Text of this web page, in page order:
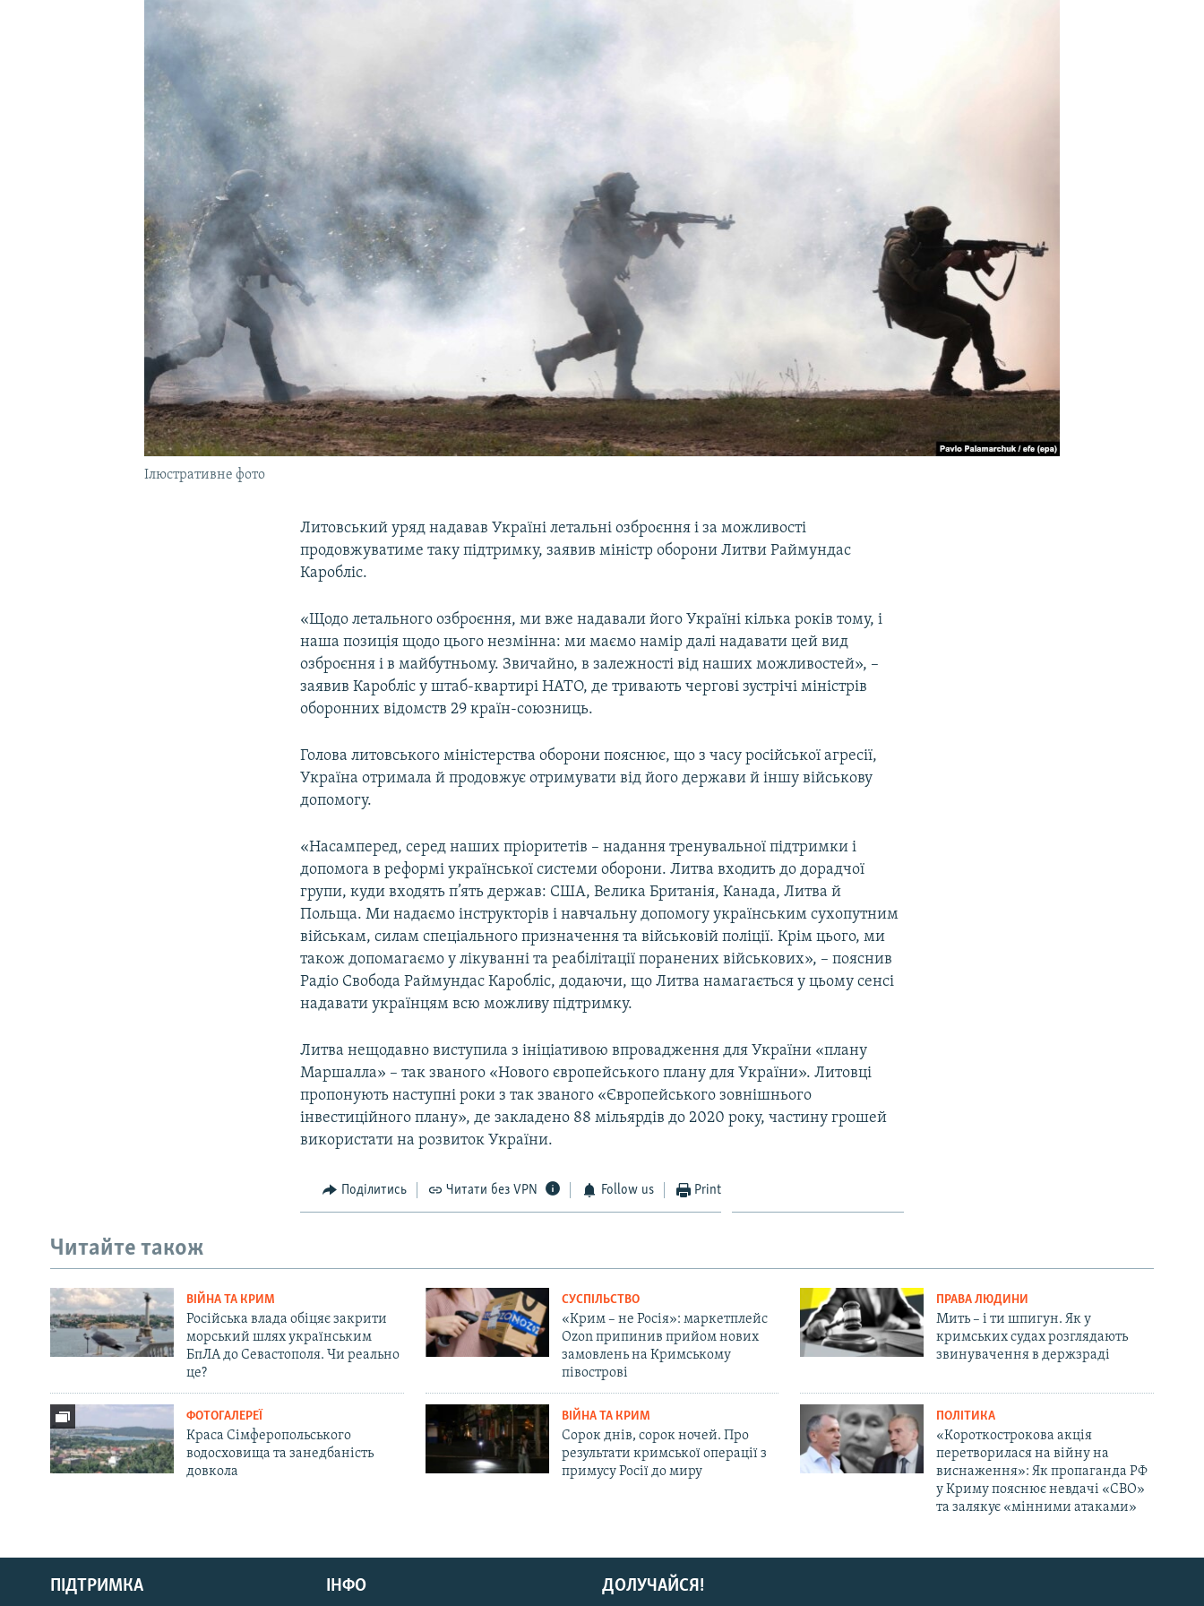
Русский
Qırımtatar
Ілюстративне фото
Литовський уряд надавав Україні летальні озброєння і за можливості
продовжуватиме таку підтримку, заявив міністр оборони Литви Раймундас
Каробліс.
«Щодо летального озброєння, ми вже надавали його Україні кілька років тому, і
наша позиція щодо цього незмінна: ми маємо намір далі надавати цей вид
озброєння і в майбутньому. Звичайно, в залежності від наших можливостей», –
заявив Каробліс у штаб-квартирі НАТО, де тривають чергові зустрічі міністрів
оборонних відомств 29 країн-союзниць.
Голова литовського міністерства оборони пояснює, що з часу російської агресії,
Україна отримала й продовжує отримувати від його держави й іншу військову
допомогу.
«Насамперед, серед наших пріоритетів – надання тренувальної підтримки і
допомога в реформі української системи оборони. Литва входить до дорадчої
групи, куди входять п’ять держав: США, Велика Британія, Канада, Литва й
Польща. Ми надаємо інструкторів і навчальну допомогу українським сухопутним
військам, силам спеціального призначення та військовій поліції. Крім цього, ми
також допомагаємо у лікуванні та реабілітації поранених військових», – пояснив
Радіо Свобода Раймундас Каробліс, додаючи, що Литва намагається у цьому сенсі
надавати українцям всю можливу підтримку.
Литва нещодавно виступила з ініціативою впровадження для України «плану
Маршалла» – так званого «Нового європейського плану для України». Литовці
пропонують наступні роки з так званого «Європейського зовнішнього
інвестиційного плану», де закладено 88 мільярдів до 2020 року, частину грошей
використати на розвиток України.
Поділитись Читати без VPN Follow us Print
Читайте також
ВІЙНА ТА КРИМ
Російська влада обіцяє закрити
морський шлях українським
БпЛА до Севастополя. Чи реально
це?
СУСПІЛЬСТВО
«Крим – не Росія»: маркетплейс
Ozon припинив прийом нових
замовлень на Кримському
півострові
ПРАВА ЛЮДИНИ
Мить – і ти шпигун. Як у
кримських судах розглядають
звинувачення в держзраді
ФОТОГАЛЕРЕЇ
Краса Сімферопольського
водосховища та занедбаність
довкола
ВІЙНА ТА КРИМ
Сорок днів, сорок ночей. Про
результати кримської операції з
примусу Росії до миру
ПОЛІТИКА
«Короткострокова акція
перетворилася на війну на
виснаження»: Як пропаганда РФ
у Криму пояснює невдачі «СВО»
та залякує «мінними атаками»
ДОЛУЧАЙСЯ!
ПІДТРИМКА ІНФО